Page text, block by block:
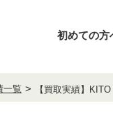
初めての方
一覧 【買取実績】